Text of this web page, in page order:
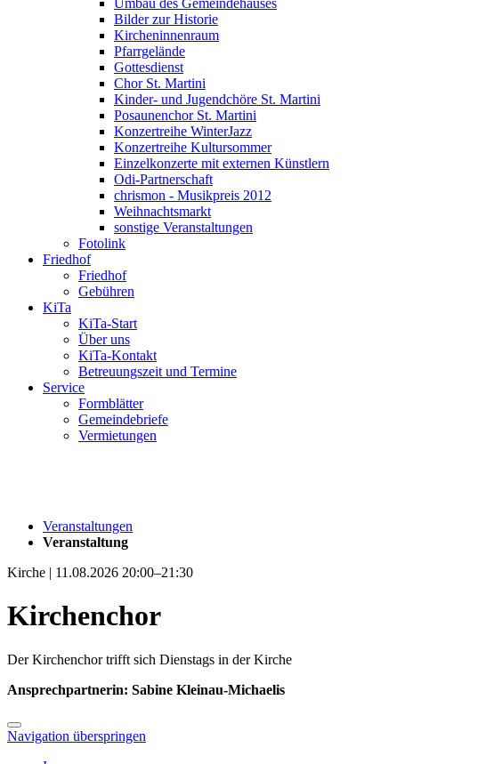
Umbau des Gemeindehauses
Bilder zur Historie
Kircheninnenraum
Pfarrgelände
Gottesdienst
Chor St. Martini
Kinder- und Jugendchöre St. Martini
Posaunenchor St. Martini
Konzertreihe WinterJazz
Konzertreihe Kultursommer
Einzelkonzerte mit externen Künstlern
Odi-Partnerschaft
chrismon - Musikpreis 2012
Weihnachtsmarkt
sonstige Veranstaltungen
Fotolink
Friedhof
Friedhof
Gebühren
KiTa
KiTa-Start
Über uns
KiTa-Kontakt
Betreuungszeit und Termine
Service
Formblätter
Gemeindebriefe
Vermietungen
Veranstaltungen
Veranstaltung
Kirche | 11.08.2026 20:00–21:30
Kirchenchor
Der Kirchenchor trifft sich Dienstags in der Kirche
Ansprechpartnerin: Sabine Kleinau-Michaelis
Navigation überspringen